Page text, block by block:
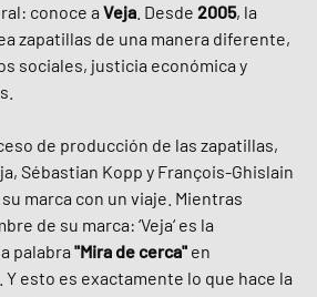
conoce a Veja . Desde 2005, la
zapatillas de una manera diferente,
sociales, justicia económica y
de producción de las zapatillas,
Sébastian Kopp y François-Ghislain
marca con un viaje. Mientras
de su marca: ‘Veja‘ es la
palabra "Mira de cerca" en
esto es exactamente lo que hace la